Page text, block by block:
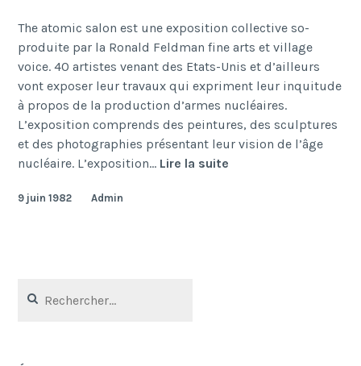
The atomic salon est une exposition collective so-
produite par la Ronald Feldman fine arts et village
voice. 40 artistes venant des Etats-Unis et d’ailleurs
vont exposer leur travaux qui expriment leur inquitude
à propos de la production d’armes nucléaires.
L’exposition comprends des peintures, des sculptures
et des photographies présentant leur vision de l’âge
nucléaire. L’exposition… Lire la suite
9 juin 1982 Admin